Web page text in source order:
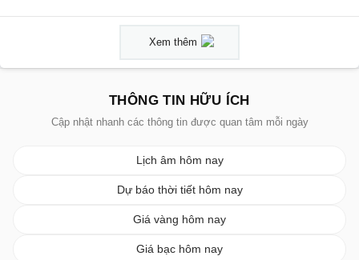
Xem thêm
THÔNG TIN HỮU ÍCH
Cập nhật nhanh các thông tin được quan tâm mỗi ngày
Lịch âm hôm nay
Dự báo thời tiết hôm nay
Giá vàng hôm nay
Giá bạc hôm nay